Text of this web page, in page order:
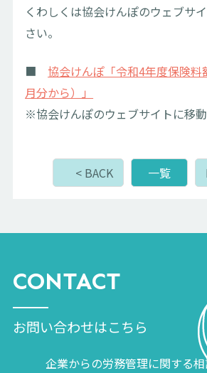
くわしくは協会けんぽのウェブサ
さい。
■ 協会けんぽ「令和4年度保険料
月分から）」
※協会けんぽのウェブサイトに移動
< BACK 一覧
CONTACT
お問い合わせはこちら
企業からの労務管理に関する